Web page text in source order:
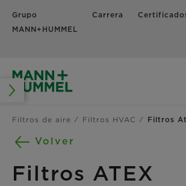
Grupo
MANN+HUMMEL
Carrera
Filtros de aire Filtros HVAC Filtros
Volver
Filtros ATEX